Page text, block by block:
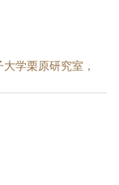
学栗原研究室，